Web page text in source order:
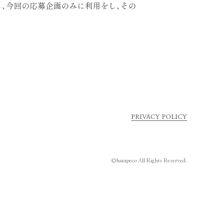
今回の応募企画のみに利用をし、その
PRIVACY POLICY
©harapeco All Rights Reserved.